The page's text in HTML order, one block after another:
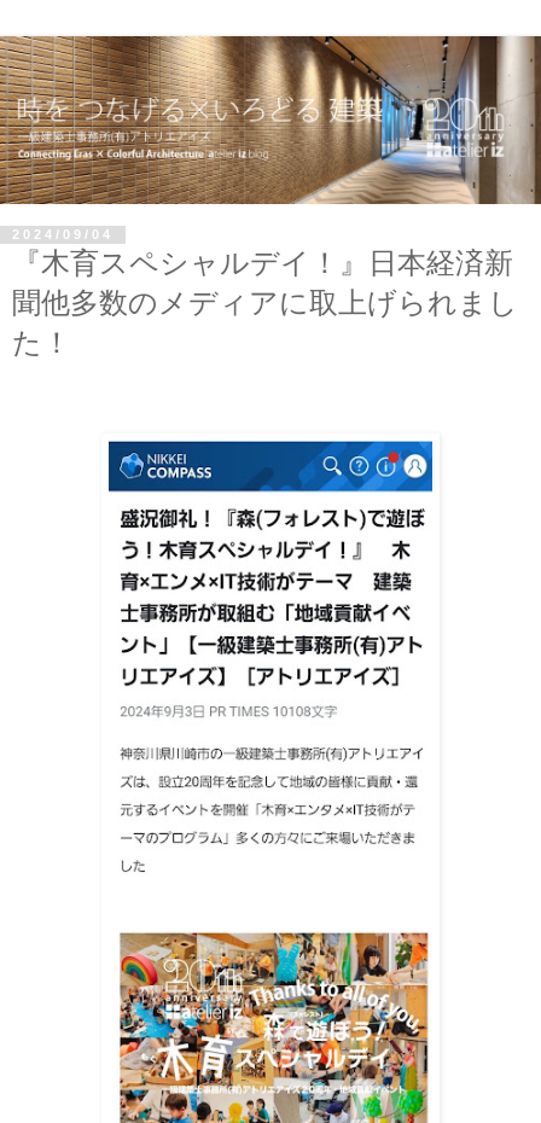
2024/09/04
『木育スペシャルデイ！』日本経済新
聞他多数のメディアに取上げられまし
た！